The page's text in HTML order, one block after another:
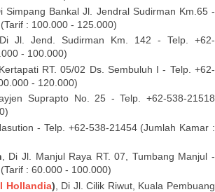
Simpang Bankal Jl. Jendral Sudirman Km.65 -
: 100.000 - 125.000)
Di Jl. Jend. Sudirman Km. 142 - Telp. +62-
- 100.000)
RT. 05/02 Ds. Sembuluh I - Telp. +62-
- 120.000)
Suprapto No. 25 - Telp. +62-538-21518
- Telp. +62-538-21454 (Jumlah Kamar :
, Di Jl. Manjul Raya RT. 07, Tumbang Manjul -
: 60.000 - 100.000)
Hollandia) , Di Jl. Cilik Riwut, Kuala Pembuang